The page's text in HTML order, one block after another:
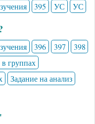
395 УС УС
396 397
398
в группах
Задание на анализ